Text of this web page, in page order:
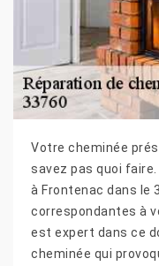
Votre cheminée
savez pas quoi
à Frontenac dans le
correspondantes à
est expert dans ce
cheminée qui